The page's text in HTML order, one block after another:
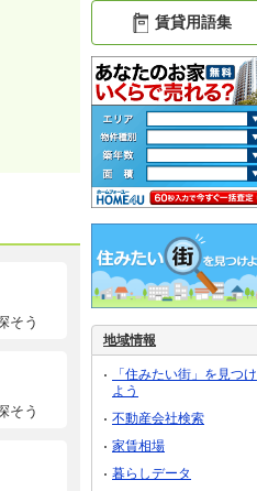
そう
そう
賃貸用語集
地域情報
「住みたい街」を見つけ
よう
不動産会社検索
家賃相場
暮らしデータ